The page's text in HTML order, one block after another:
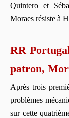
Quintero et
Moraes résiste à
RR
patron,
Après trois
problèmes
sur cette